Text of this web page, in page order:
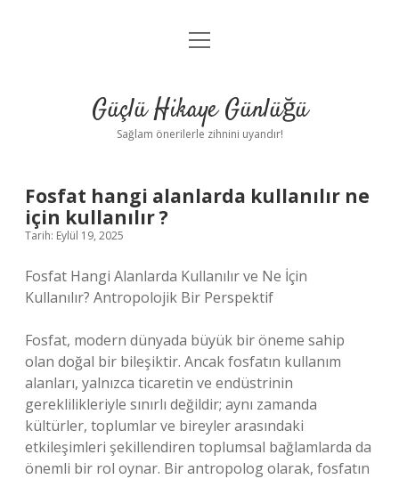
Anasayfa
Yasal Uyarı
menüyü
Güçlü Hikaye Günlüğü
Sağlam önerilerle zihnini uyandır!
Fosfat hangi alanlarda kullanılır ne
için kullanılır ?
Tarih: Eylül 19, 2025
Fosfat Hangi Alanlarda Kullanılır ve Ne İçin
Kullanılır? Antropolojik Bir Perspektif
Fosfat, modern dünyada büyük bir öneme sahip
olan doğal bir bileşiktir. Ancak fosfatın kullanım
alanları, yalnızca ticaretin ve endüstrinin
gereklilikleriyle sınırlı değildir; aynı zamanda
kültürler, toplumlar ve bireyler arasındaki
etkileşimleri şekillendiren toplumsal bağlamlarda da
önemli bir rol oynar. Bir antropolog olarak, fosfatın